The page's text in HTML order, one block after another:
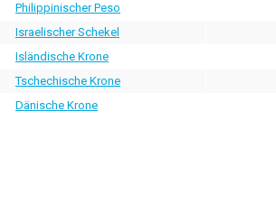
Philippinischer Peso
Israelischer Schekel
Isländische Krone
Tschechische Krone
Dänische Krone